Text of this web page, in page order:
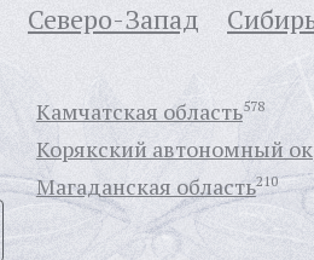
Северо-Запад
Камчатская область578
Корякский автономный
Магаданская область210